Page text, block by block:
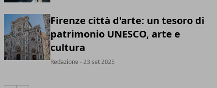
Firenze città d'arte: un tesoro di
patrimonio UNESCO, arte e
cultura
Redazione - 23 set 2025